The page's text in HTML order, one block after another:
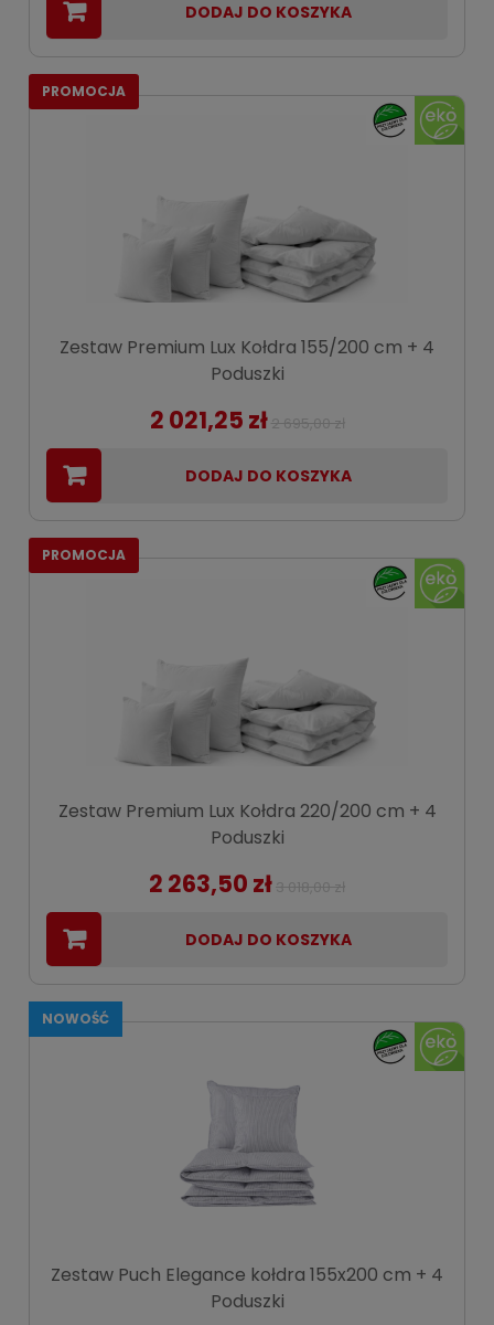
DODAJ DO KOSZYKA
Zestaw Premium Lux Kołdra 155/200 cm + 4
Poduszki
2 021,25 zł2 695,00 zł
DODAJ DO KOSZYKA
PROMOCJA
Zestaw Premium Lux Kołdra 220/200 cm + 4
Poduszki
2 263,50 zł3 018,00 zł
DODAJ DO KOSZYKA
PROMOCJA
Zestaw Puch Elegance kołdra 155x200 cm + 4
Poduszki
NOWOŚĆ